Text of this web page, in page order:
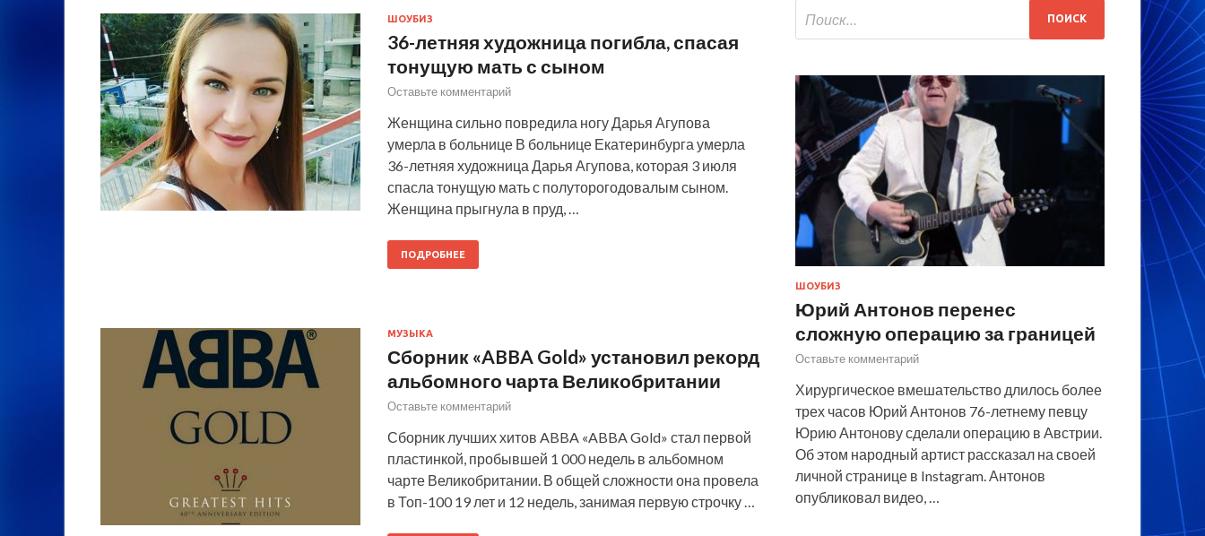
ШОУБИЗ
36-летняя художница погибла, спасая
тонущую мать с сыном
Оставьте комментарий
Женщина сильно повредила ногу Дарья Агупова
умерла в больнице В больнице Екатеринбурга умерла
36-летняя художница Дарья Агупова, которая 3 июля
спасла тонущую мать с полуторогодовалым сыном.
Женщина прыгнула в пруд, …
ПОДРОБНЕЕ
МУЗЫКА
Сборник «ABBA Gold» установил рекорд
альбомного чарта Великобритании
Оставьте комментарий
Сборник лучших хитов ABBA «ABBA Gold» стал первой
пластинкой, пробывшей 1 000 недель в альбомном
чарте Великобритании. В общей сложности она провела
в Топ-100 19 лет и 12 недель, занимая первую строчку …
ШОУБИЗ
Юрий Антонов перенес
сложную операцию за границей
Оставьте комментарий
Хирургическое вмешательство длилось более
трех часов Юрий Антонов 76-летнему певцу
Юрию Антонову сделали операцию в Австрии.
Об этом народный артист рассказал на своей
личной странице в Instagram. Антонов
опубликовал видео, …